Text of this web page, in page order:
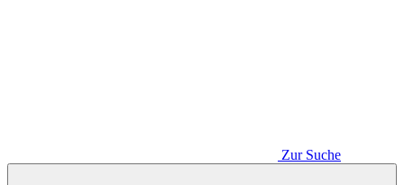
Zur Suche